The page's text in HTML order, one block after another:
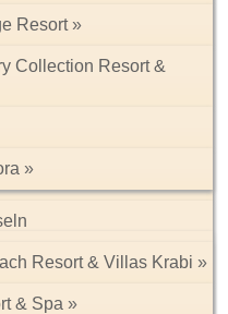
Resort
Collection Resort &
Resort & Villas Krabi
& Spa